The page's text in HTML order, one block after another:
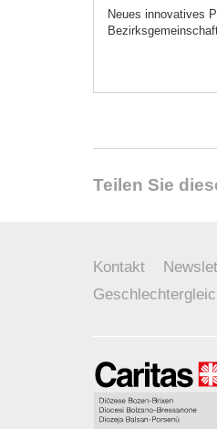
Neues innovatives
Teilen Sie
Kontakt